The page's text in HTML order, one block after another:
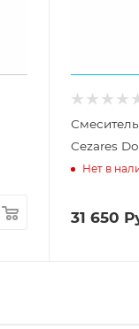
Cezares
Нет в
31 650